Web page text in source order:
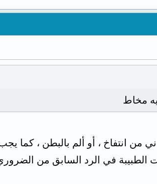
انتفاخ ، أو ألم بالبطن ، كما
في الرد السابق من الضروري